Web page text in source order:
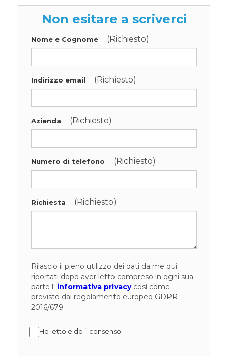
Non esitare a scriverci
Nome e Cognome (Richiesto)
Indirizzo email (Richiesto)
Azienda (Richiesto)
Numero di telefono (Richiesto)
Richiesta (Richiesto)
Rilascio il pieno utilizzo dei dati da me qui
riportati dopo aver letto compreso in ogni sua
parte l' informativa privacycosì come
previsto dal regolamento europeo GDPR
2016/679
Ho letto e do il consenso